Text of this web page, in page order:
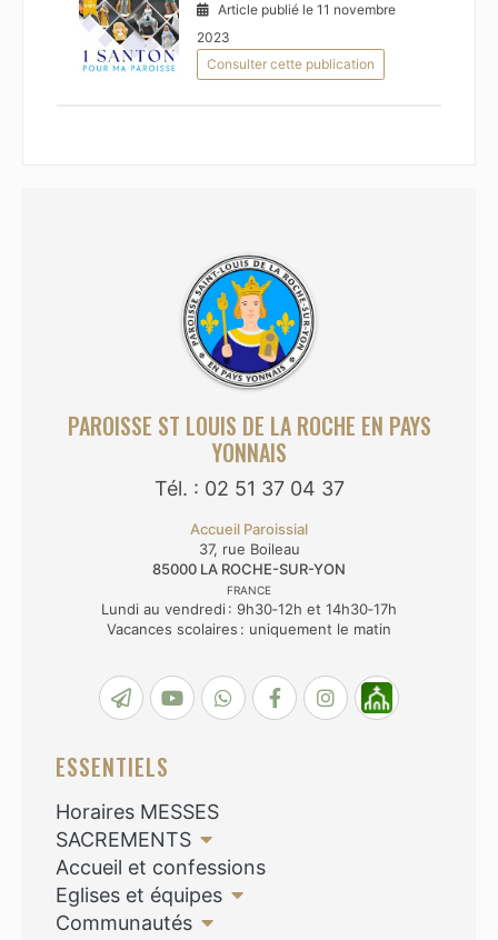
PAROISSE ST LOUIS DE LA ROCHE EN PAYS
YONNAIS
Tél. : 02 51 37 04 37
Accueil Paroissial
37, rue Boileau
85000 LA ROCHE-SUR-YON
FRANCE
Lundi au vendredi : 9h30‑12h et 14h30‑17h
Vacances scolaires : uniquement le matin
ESSENTIELS
Horaires MESSES
SACREMENTS
Accueil et confessions
Eglises et équipes
Communautés
Article publié le 11 novembre
2023
Consulter cette publication